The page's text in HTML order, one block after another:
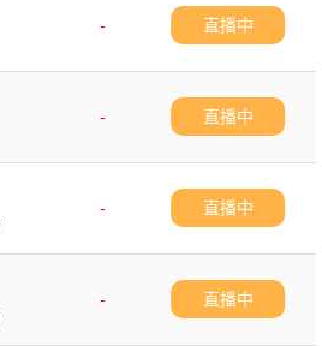
-
直播中
-
直播中
-
直播中
-
直播中